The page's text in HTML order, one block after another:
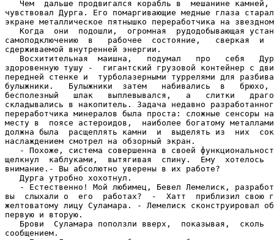
Чем  дальше продвигался корабль в  мешанине камней,
чувствовал Дурга. Его помаргивающие медные глаза
экране металлическое пятнышко переработчика на
Когда  они  подошли,  огромная  рудодобывающая
самоподключению  в   рабочее  состояние,   сверкая  и
сдерживаемой внутренней энергии.
Восхитительная  маишна,   подумал   про   себя
здоровенную тушу -  гигантский грузовой контейнер с
передней стенке и  турболазерными туррелями для
булыжники.   Булыжники  затем   набивались  в   брюхо,
бесполезный   шлак   выплевывался,   а   слитки
складывались в накопитель. Задача недавно
переработчика минералов была проста: сложные сенсоры
месту в  поясе астероидов,  наиболее богатому
должна была  расщеплять камни  и  выделять из  них
наслаждением смотрел на обзорный экран.
- Похоже, система совершенна в своей
щелкнул  каблуками,  вытягивая  спину.  Ему  хотелось
внимание.- Вы абсолютно уверены в их работе?
   Дурга утробно хохотнул.
- Естественно! Мой любимец, Бевел Лемелиск,
вы  слыхали о  его  работах?  -  Хатт  приблизил свою
желтоватому лицу Суламара. - Лемелиск сконструировал
первую и вторую.
Брови  Суламара поползли вверх,  показывая,  сколь
сообщением.